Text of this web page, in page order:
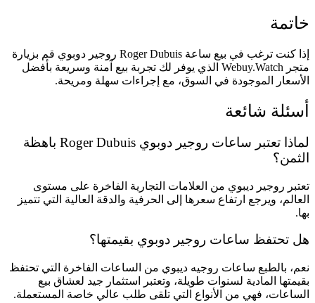
خاتمة
إذا كنت ترغب في بيع ساعة Roger Dubuis روجير دوبوي قم بزيارة
متجر Webuy.Watch الذي يوفر لك تجربة بيع آمنة وسريعة بأفضل
الأسعار الموجودة في السوق، مع إجراءات سهلة ومريحة.
أسئلة شائعة
لماذا تعتبر ساعات روجير دوبوي Roger Dubuis باهظة
الثمن؟
تعتبر روجير ديبوي من العلامات التجارية الفاخرة على مستوى
العالم، ويرجع ارتفاع سعرها إلى الحرفية والدقة العالية التي تتميز
بها.
هل تحتفظ ساعات روجير دوبوي بقيمتها؟
نعم، بالطبع ساعات روجيه ديبوي من الساعات الفاخرة التي تحتفظ
بقيمتها المادية لسنوات طويلة، وتعتبر استثمار جيد لعشاق بيع
الساعات، فهي من الأنواع التي تلقى طلب عالي خاصة المستعملة.